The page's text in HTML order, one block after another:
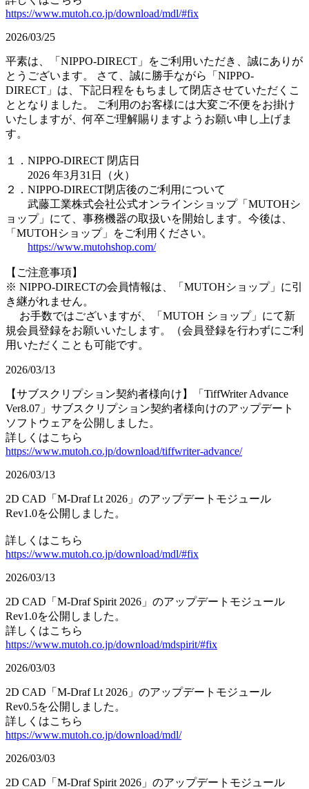
https://www.mutoh.co.jp/download/mdl/#fix
2026/03/25
平素は、「NIPPO-DIRECT」をご利用いただき、誠にありが
とうございます。 さて、誠に勝手ながら「NIPPO-
DIRECT」は、下記日程をもちまして閉店させていただくこ
ととなりました。 ご利用のお客様には大変ご不便をお掛け
いたしますが、何卒ご理解賜りますようお願い申し上げま
す。
１．NIPPO-DIRECT 閉店日
2026 年3月31日（火）
２．NIPPO-DIRECT閉店後のご利用について
武藤工業株式会社公式オンラインショップ「MUTOHシ
ョップ」にて、事務機器の取扱いを開始します。今後は、
「MUTOHショップ」をご利用ください。
https://www.mutohshop.com/
【ご注意事項】
※ NIPPO-DIRECTの会員情報は、「MUTOHショップ」に引
き継がれません。
お手数ではございますが、「MUTOH ショップ」にて新
規会員登録をお願いいたします。（会員登録を行わずにご利
用いただくことも可能です。
2026/03/13
【サブスクリプション契約者様向け】「TiffWriter Advance
Ver8.07」サブスクリプション契約者様向けのアップデート
ソフトウェアを公開しました。
詳しくはこちら
https://www.mutoh.co.jp/download/tiffwriter-advance/
2026/03/13
2D CAD「M-Draf Lt 2026」のアップデートモジュール
Rev1.0を公開しました。
詳しくはこちら
https://www.mutoh.co.jp/download/mdl/#fix
2026/03/13
2D CAD「M-Draf Spirit 2026」のアップデートモジュール
Rev1.0を公開しました。
詳しくはこちら
https://www.mutoh.co.jp/download/mdspirit/#fix
2026/03/03
2D CAD「M-Draf Lt 2026」のアップデートモジュール
Rev0.5を公開しました。
詳しくはこちら
https://www.mutoh.co.jp/download/mdl/
2026/03/03
2D CAD「M-Draf Spirit 2026」のアップデートモジュール